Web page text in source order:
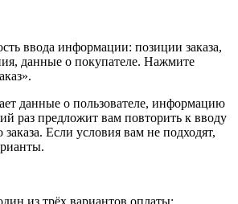
ввода информации: позиции заказа,
данные о покупателе. Нажмите
данные о пользователе, информацию
раз предложит вам повторить к вводу
Если условия вам не подходят,
из трёх вариантов оплаты: